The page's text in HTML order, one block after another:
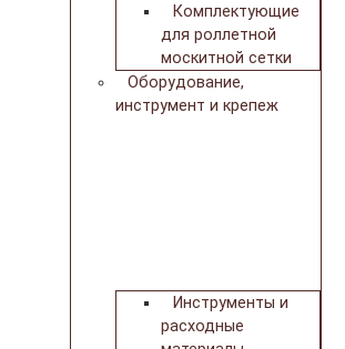
Комплектующие
для роллетной
москитной сетки
Оборудование,
инструмент и крепеж
Инструменты и
расходные